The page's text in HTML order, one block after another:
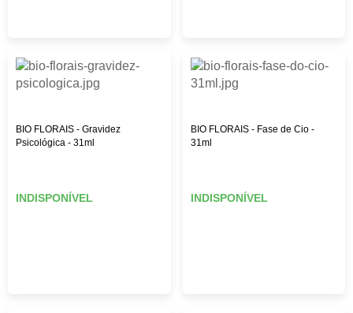
BIO FLORAIS - Gravidez
Psicológica - 31ml
INDISPONÍVEL
BIO FLORAIS - Fase de Cio -
31ml
INDISPONÍVEL